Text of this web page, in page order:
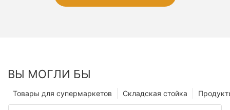
ВЫ МОГЛИ БЫ
Складская стойка
Товары для супермаркетов